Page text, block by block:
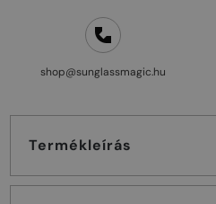
shop@sunglassmagic.hu
Termékleírás